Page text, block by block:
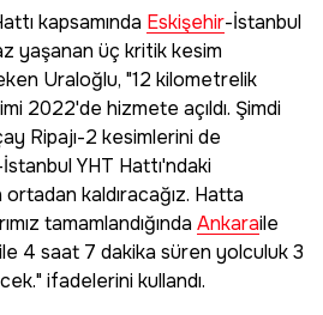
kapsamında Eskişehir-İstanbul
yaşanan üç kritik kesim
Uraloğlu, "12 kilometrelik
2022'de hizmete açıldı. Şimdi
Ripajı-2 kesimlerini de
YHT Hattı'ndaki
kaldıracağız. Hatta
tamamlandığında Ankaraile
4 saat 7 dakika süren yolculuk 3
ifadelerini kullandı.